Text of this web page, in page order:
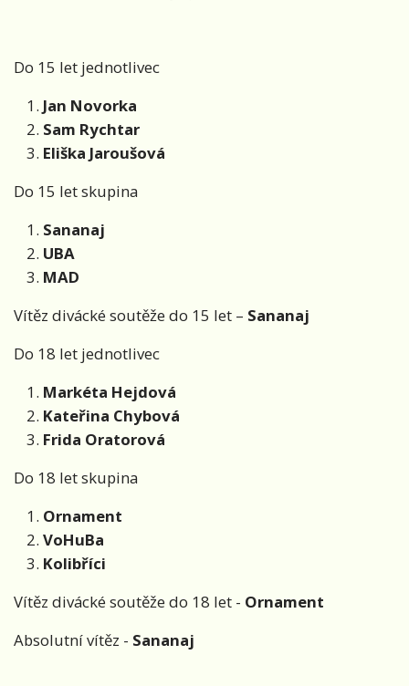
Do 15 let jednotlivec
Jan Novorka
Sam Rychtar
Eliška Jaroušová
Do 15 let skupina
Sananaj
UBA
MAD
Vítěz divácké soutěže do 15 let – Sananaj
Do 18 let jednotlivec
Markéta Hejdová
Kateřina Chybová
Frida Oratorová
Do 18 let skupina
Ornament
VoHuBa
Kolibříci
Vítěz divácké soutěže do 18 let - Ornament
Absolutní vítěz - Sananaj